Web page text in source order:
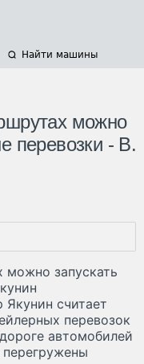
Найти машины
можно
перевозки - В.
можно запускать
считает
перевозок
автомобилей
перегружены